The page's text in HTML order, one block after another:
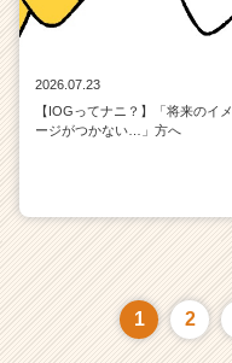
2026.07.23
【IOGってナニ？】「将来のイメ
ージがつかない…」方へ
1 2